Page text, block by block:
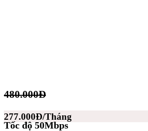
480.000Đ
277.000Đ/Tháng
Tốc độ 50Mbps